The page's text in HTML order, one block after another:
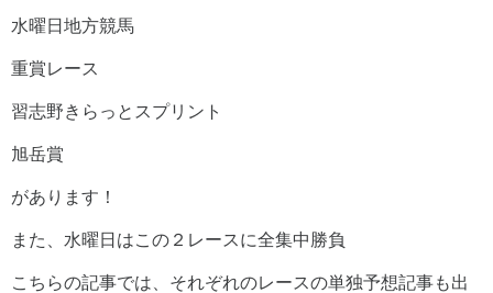
水曜日地方競馬
重賞レース
習志野きらっとスプリント
旭岳賞
があります！
また、水曜日はこの２レースに全集中勝負
こちらの記事では、それぞれのレースの単独予想記事も出